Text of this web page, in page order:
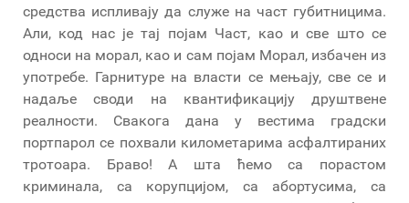
средства испливају да служе на част губитницима.
Али, код нас је тај појам Част, као и све што се
односи на морал, као и сам појам Морал, избачен из
употребе. Гарнитуре на власти се мењају, све се и
надаље своди на квантификацију друштвене
реалности. Свакога дана у вестима градски
портпарол се похвали километарима асфалтираних
тротоара. Браво! А шта ћемо са порастом
криминала, са корупцијом, са абортусима, са